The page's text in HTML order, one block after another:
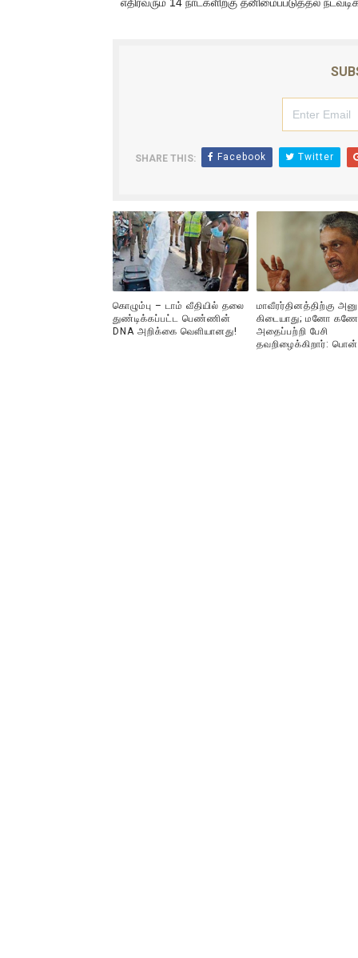
மகிந்த ராஜபக்சே பதவி விலக
ரவுடி பேபிக்கு நடந்த
SHARE THIS: Facebook Twitter
கொழும்பு – டாம் வீதியில் தலை
துண்டிக்கப்பட்ட பெண்ணின்
DNA அறிக்கை வௌியானது!
மாவீரர்தினத்திற்கு
கிடையாது; மனோ
அதைப்பற்றி பேசி
தவறிழைக்கிறார்: